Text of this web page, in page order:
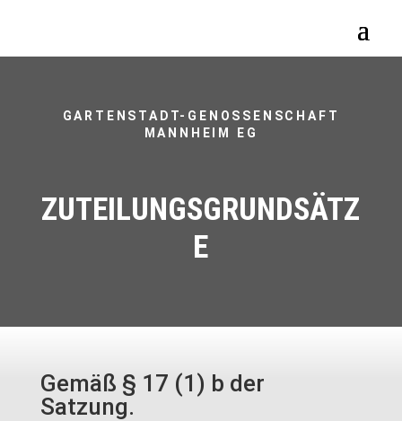
GARTENSTADT-GENOSSENSCHAFT
MANNHEIM EG
ZUTEILUNGSGRUNDSÄTZ
E
Gemäß § 17 (1) b der
Satzung.